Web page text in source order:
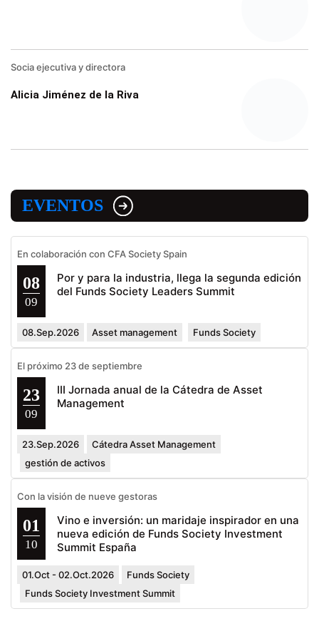
Socia ejecutiva y directora
Alicia Jiménez de la Riva
EVENTOS
En colaboración con CFA Society Spain
08
09
Por y para la industria, llega la segunda edición
del Funds Society Leaders Summit
08.Sep.2026 Asset management Funds Society
El próximo 23 de septiembre
23
09
III Jornada anual de la Cátedra de Asset
Management
23.Sep.2026
Cátedra Asset Management
gestión de activos
Con la visión de nueve gestoras
01
10
Vino e inversión: un maridaje inspirador en una
nueva edición de Funds Society Investment
Summit España
01.Oct - 02.Oct.2026
Funds Society
Funds Society Investment Summit